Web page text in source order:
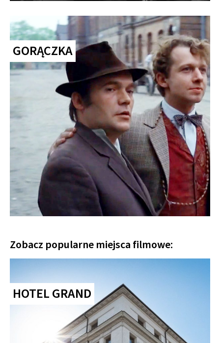
GORĄCZKA
Zobacz popularne miejsca filmowe:
HOTEL GRAND